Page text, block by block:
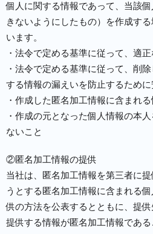
個人に関する情報であって、当該
きないようにしたもの）を作成す
います。
・法令で定める基準に従って、適
・法令で定める基準に従って、削
する情報の漏えいを防止するため
・作成した匿名加工情報に含まれ
・作成の元となった個人情報の本
ないこと
②匿名加工情報の提供
当社は、匿名加工情報を第三者に
うとする匿名加工情報に含まれる
供の方法を公表するとともに、提供
提供する情報が匿名加工情報である